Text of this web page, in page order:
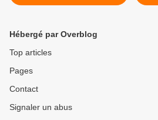
Hébergé par Overblog
Top articles
Pages
Contact
Signaler un abus